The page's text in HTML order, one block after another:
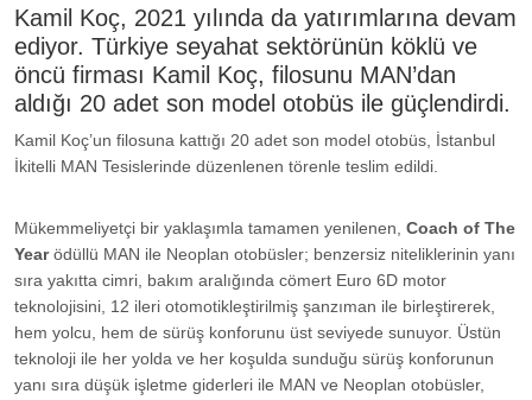
Kamil Koç, 2021 yılında da yatırımlarına devam
ediyor. Türkiye seyahat sektörünün köklü ve
öncü firması Kamil Koç, filosunu MAN’dan
aldığı 20 adet son model otobüs ile güçlendirdi.
Kamil Koç’un filosuna kattığı 20 adet son model otobüs, İstanbul
İkitelli MAN Tesislerinde düzenlenen törenle teslim edildi.
Mükemmeliyetçi bir yaklaşımla tamamen yenilenen, Coach of The
Yearödüllü MAN ile Neoplan otobüsler; benzersiz niteliklerinin yanı
sıra yakıtta cimri, bakım aralığında cömert Euro 6D motor
teknolojisini, 12 ileri otomotikleştirilmiş şanzıman ile birleştirerek,
hem yolcu, hem de sürüş konforunu üst seviyede sunuyor. Üstün
teknoloji ile her yolda ve her koşulda sunduğu sürüş konforunun
yanı sıra düşük işletme giderleri ile MAN ve Neoplan otobüsler,